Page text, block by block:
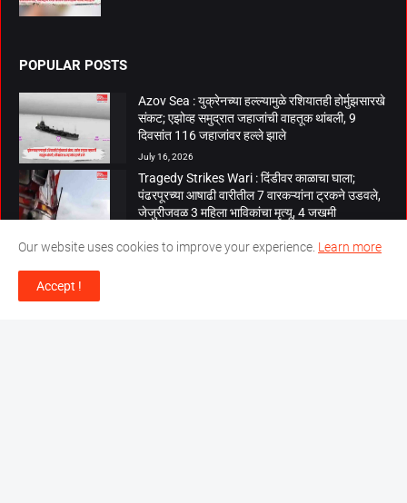
POPULAR POSTS
Azov Sea : युक्रेनच्या हल्ल्यामुळे रशियातही होर्मुझसारखे
संकट; एझोव्ह समुद्रात जहाजांची वाहतूक थांबली, 9
दिवसांत 116 जहाजांवर हल्ले झाले
July 16, 2026
Tragedy Strikes Wari : दिंडीवर काळाचा घाला;
पंढरपूरच्या आषाढी वारीतील 7 वारकऱ्यांना ट्रकने उडवले,
जेजुरीजवळ 3 महिला भाविकांचा मृत्यू, 4 जखमी
Maharashtra Monsoon : महाराष्ट्रात पावसाचा जोर
Our website uses cookies to improve your experience. Learn more
Accept !